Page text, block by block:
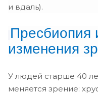
-1.75
-1.50
-1.25
-0.75
и вдаль).
Пресбиопия
изменения
У людей старше 40
меняется зрение: